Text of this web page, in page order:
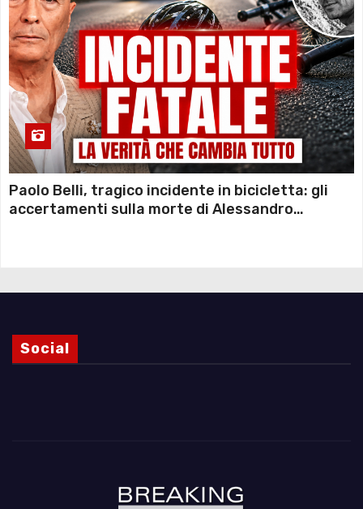
Paolo Belli, tragico incidente in bicicletta: gli
accertamenti sulla morte di Alessandro
Social